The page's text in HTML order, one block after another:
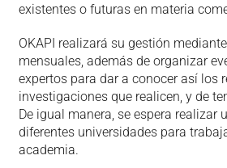
existentes o futuras en materia
OKAPI realizará su gestión
mensuales, además de organizar
expertos para dar a conocer así los
investigaciones que realicen, y de
De igual manera, se espera realizar
diferentes universidades para
academia.